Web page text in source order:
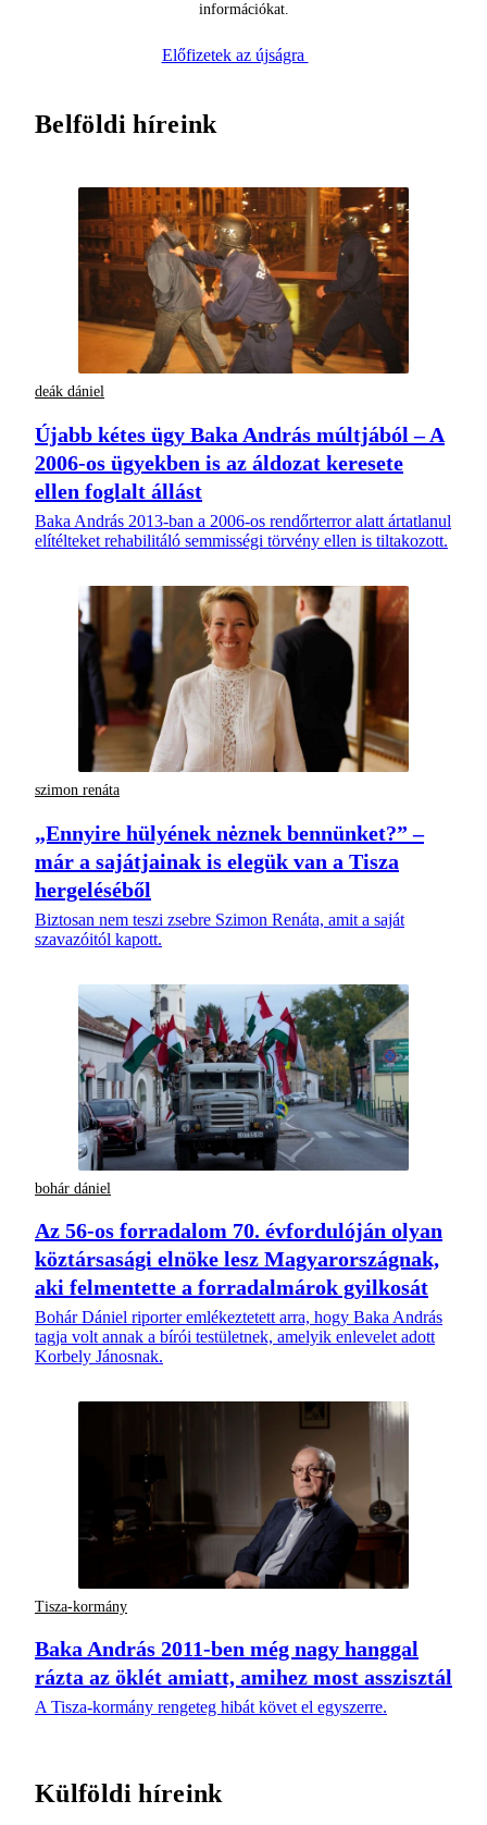
információkat.
Előfizetek az újságra
Belföldi híreink
deák dániel
Újabb kétes ügy Baka András múltjából – A
2006-os ügyekben is az áldozat keresete
ellen foglalt állást
Baka András 2013-ban a 2006-os rendőrterror alatt ártatlanul
elítélteket rehabilitáló semmisségi törvény ellen is tiltakozott.
szimon renáta
„Ennyire hülyének nėznek bennünket?” –
már a sajátjainak is elegük van a Tisza
hergeléséből
Biztosan nem teszi zsebre Szimon Renáta, amit a saját
szavazóitól kapott.
bohár dániel
Az 56-os forradalom 70. évfordulóján olyan
köztársasági elnöke lesz Magyarországnak,
aki felmentette a forradalmárok gyilkosát
Bohár Dániel riporter emlékeztetett arra, hogy Baka András
tagja volt annak a bírói testületnek, amelyik enlevelet adott
Korbely Jánosnak.
Tisza-kormány
Baka András 2011-ben még nagy hanggal
rázta az öklét amiatt, amihez most asszisztál
A Tisza-kormány rengeteg hibát követ el egyszerre.
Külföldi híreink